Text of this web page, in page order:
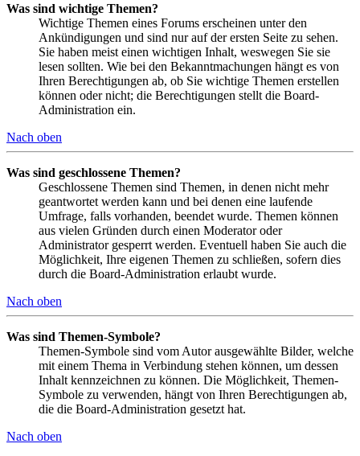
Was sind wichtige Themen?
Wichtige Themen eines Forums erscheinen unter den
Ankündigungen und sind nur auf der ersten Seite zu sehen.
Sie haben meist einen wichtigen Inhalt, weswegen Sie sie
lesen sollten. Wie bei den Bekanntmachungen hängt es von
Ihren Berechtigungen ab, ob Sie wichtige Themen erstellen
können oder nicht; die Berechtigungen stellt die Board-
Administration ein.
Nach oben
Was sind geschlossene Themen?
Geschlossene Themen sind Themen, in denen nicht mehr
geantwortet werden kann und bei denen eine laufende
Umfrage, falls vorhanden, beendet wurde. Themen können
aus vielen Gründen durch einen Moderator oder
Administrator gesperrt werden. Eventuell haben Sie auch die
Möglichkeit, Ihre eigenen Themen zu schließen, sofern dies
durch die Board-Administration erlaubt wurde.
Nach oben
Was sind Themen-Symbole?
Themen-Symbole sind vom Autor ausgewählte Bilder, welche
mit einem Thema in Verbindung stehen können, um dessen
Inhalt kennzeichnen zu können. Die Möglichkeit, Themen-
Symbole zu verwenden, hängt von Ihren Berechtigungen ab,
die die Board-Administration gesetzt hat.
Nach oben